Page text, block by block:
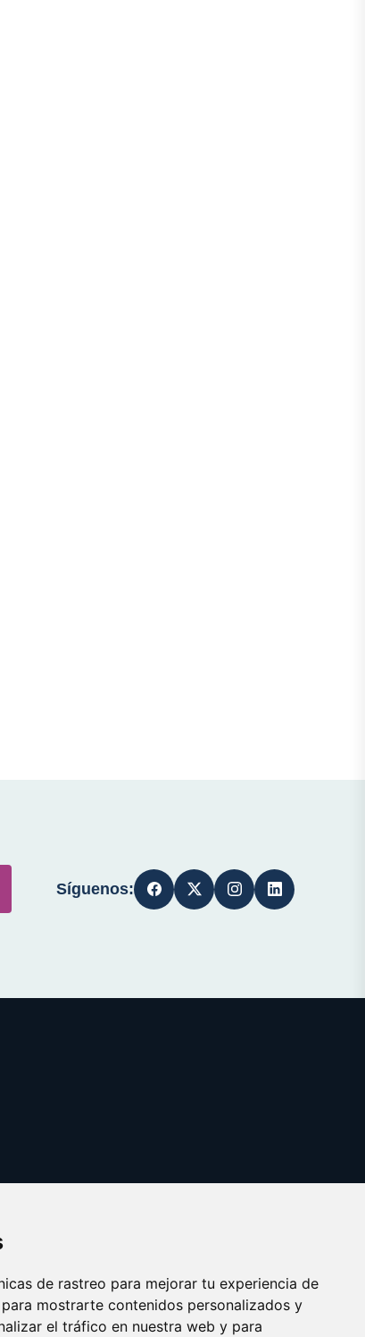
de rastreo para mejorar tu experiencia de
mostrarte contenidos personalizados y
el tráfico en nuestra web y para
Síguenos: